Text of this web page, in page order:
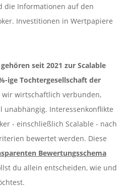
die Informationen auf den
Investitionen in Wertpapiere
seit 2021 zur Scalable
ige Tochtergesellschaft der
wir wirtschaftlich verbunden,
unabhängig. Interessenkonflikte
- einschließlich Scalable - nach
bewertet werden. Diese
Bewertungsschema
du allein entscheiden, wie und